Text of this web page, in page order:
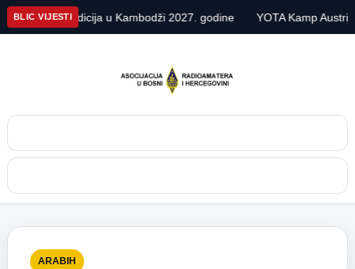
BLIC VIJESTI
DX ekspedicija u Kambodži 2027. godine YOTA Kamp Austrija
ARABIH